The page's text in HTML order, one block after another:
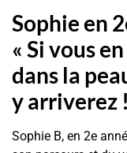
Sophie en
« Si vous
dans la
y arriverez
Sophie B, en 2e